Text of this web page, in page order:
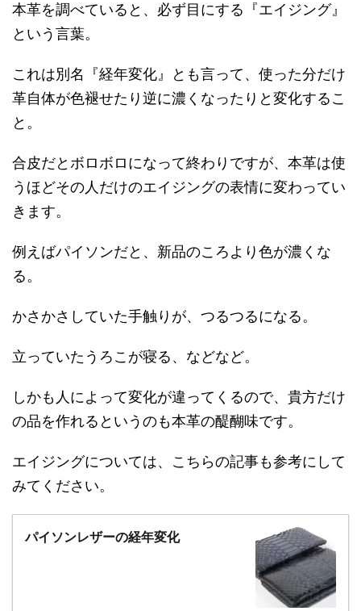
本革を調べていると、必ず目にする『エイジング』
という言葉。
これは別名『経年変化』とも言って、使った分だけ
革自体が色褪せたり逆に濃くなったりと変化するこ
と。
合皮だとボロボロになって終わりですが、本革は使
うほどその人だけのエイジングの表情に変わってい
きます。
例えばパイソンだと、新品のころより色が濃くな
る。
かさかさしていた手触りが、つるつるになる。
立っていたうろこが寝る、などなど。
しかも人によって変化が違ってくるので、貴方だけ
の品を作れるというのも本革の醍醐味です。
エイジングについては、こちらの記事も参考にして
みてください。
パイソンレザーの経年変化